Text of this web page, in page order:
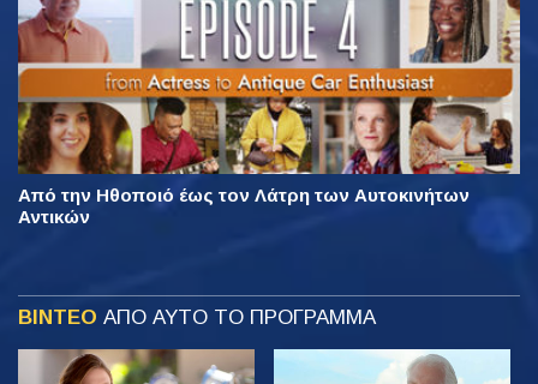
Από την Ηθοποιό έως τον Λάτρη των Αυτοκινήτων
Αντικών
ΒΙΝΤΕΟ ΑΠΟ ΑΥΤΟ ΤΟ ΠΡΟΓΡΑΜΜΑ